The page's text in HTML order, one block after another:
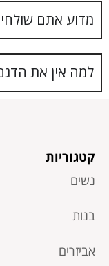
מדוע אתם
למה אין את
קטגוריות
נשים
בנות
אביזרים